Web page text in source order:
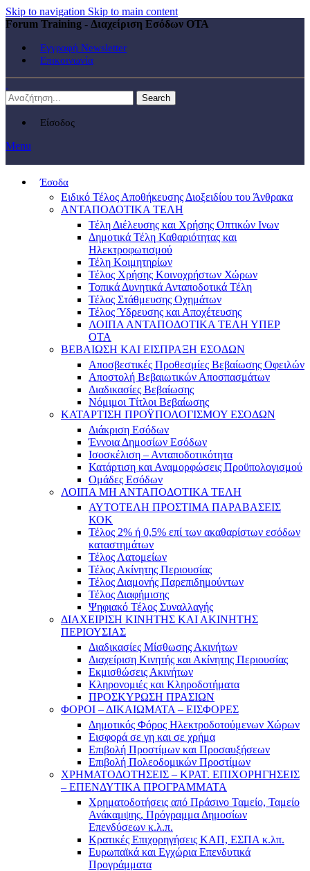
Skip to navigation Skip to main content
Forum Training - Διαχείριση Εσόδων ΟΤΑ
Εγγραφή Newsletter
Επικοινωνία
Search
Είσοδος
Menu
Έσοδα
Ειδικό Τέλος Αποθήκευσης Διοξειδίου του Άνθρακα
ΑΝΤΑΠΟΔΟΤΙΚΑ ΤΕΛΗ
Τέλη Διέλευσης και Χρήσης Οπτικών Ινων
Δημοτικά Τέλη Καθαριότητας και
Ηλεκτροφωτισμού
Τέλη Κοιμητηρίων
Τέλος Χρήσης Κοινοχρήστων Χώρων
Τοπικά Δυνητικά Ανταποδοτικά Τέλη
Τέλος Στάθμευσης Οχημάτων
Τέλος Ύδρευσης και Αποχέτευσης
ΛΟΙΠΑ ΑΝΤΑΠΟΔΟΤΙΚΑ ΤΕΛΗ ΥΠΕΡ
ΟΤΑ
ΒΕΒΑΙΩΣΗ ΚΑΙ ΕΙΣΠΡΑΞΗ ΕΣΟΔΩΝ
Αποσβεστικές Προθεσμίες Βεβαίωσης Οφειλών
Αποστολή Βεβαιωτικών Αποσπασμάτων
Διαδικασίες Βεβαίωσης
Νόμιμοι Τίτλοι Βεβαίωσης
ΚΑΤΑΡΤΙΣΗ ΠΡΟΫΠΟΛΟΓΙΣΜΟΥ ΕΣΟΔΩΝ
Διάκριση Εσόδων
Έννοια Δημοσίων Εσόδων
Ισοσκέλιση – Ανταποδοτικότητα
Κατάρτιση και Αναμορφώσεις Προϋπολογισμού
Ομάδες Εσόδων
ΛΟΙΠΑ ΜΗ ΑΝΤΑΠΟΔΟΤΙΚΑ ΤΕΛΗ
ΑΥΤΟΤΕΛΗ ΠΡΟΣΤΙΜΑ ΠΑΡΑΒΑΣΕΙΣ
ΚΟΚ
Τέλος 2% ή 0,5% επί των ακαθαρίστων εσόδων
καταστημάτων
Τέλος Λατομείων
Τέλος Ακίνητης Περιουσίας
Τέλος Διαμονής Παρεπιδημούντων
Τέλος Διαφήμισης
Ψηφιακό Τέλος Συναλλαγής
ΔΙΑΧΕΙΡΙΣΗ ΚΙΝΗΤΗΣ ΚΑΙ ΑΚΙΝΗΤΗΣ
ΠΕΡΙΟΥΣΙΑΣ
Διαδικασίες Μίσθωσης Ακινήτων
Διαχείριση Κινητής και Ακίνητης Περιουσίας
Εκμισθώσεις Ακινήτων
Κληρονομιές και Κληροδοτήματα
ΠΡΟΣΚΥΡΩΣΗ ΠΡΑΣΙΩΝ
ΦΟΡΟΙ – ΔΙΚΑΙΩΜΑΤΑ – ΕΙΣΦΟΡΕΣ
Δημοτικός Φόρος Ηλεκτροδοτούμενων Χώρων
Εισφορά σε γη και σε χρήμα
Επιβολή Προστίμων και Προσαυξήσεων
Επιβολή Πολεοδομικών Προστίμων
ΧΡΗΜΑΤΟΔΟΤΗΣΕΙΣ – ΚΡΑΤ. ΕΠΙΧΟΡΗΓΗΣΕΙΣ
– ΕΠΕΝΔΥΤΙΚΑ ΠΡΟΓΡΑΜΜΑΤΑ
Χρηματοδοτήσεις από Πράσινο Ταμείο, Ταμείο
Ανάκαμψης, Πρόγραμμα Δημοσίων
Επενδύσεων κ.λ.π.
Κρατικές Επιχορηγήσεις ΚΑΠ, ΕΣΠΑ κ.λπ.
Ευρωπαϊκά και Εγχώρια Επενδυτικά
Προγράμματα